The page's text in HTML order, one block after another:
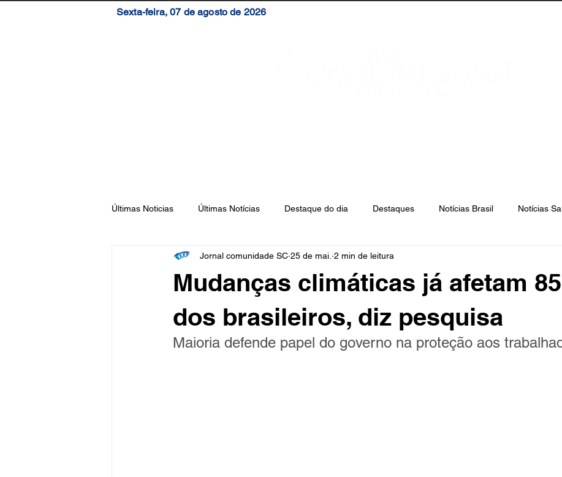
Sexta-feira, 07 de agosto de 2026
Últimas Noticias Últimas Notícias Destaque do dia Destaques Notícias Brasil Notícias
Florianópolis São José Biguaçu Palhoça
Mudanças climáticas já afetam
dos brasileiros, diz pesquisa
Jornal comunidade SC 25 de mai. 2 min de leitura
Maioria defende papel do governo na proteção aos